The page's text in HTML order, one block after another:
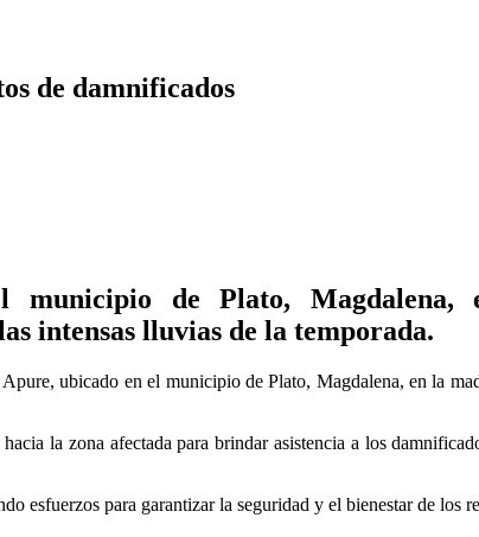
de damnificados
de Plato, Magdalena,
intensas lluvias de la temporada.
ubicado en el municipio de Plato, Magdalena, en la
la zona afectada para brindar asistencia a los
esfuerzos para garantizar la seguridad y el bienestar de los